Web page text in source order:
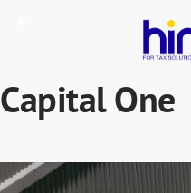
Capital One